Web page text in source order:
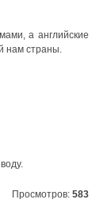
а английские
нам страны.
Просмотров: 583